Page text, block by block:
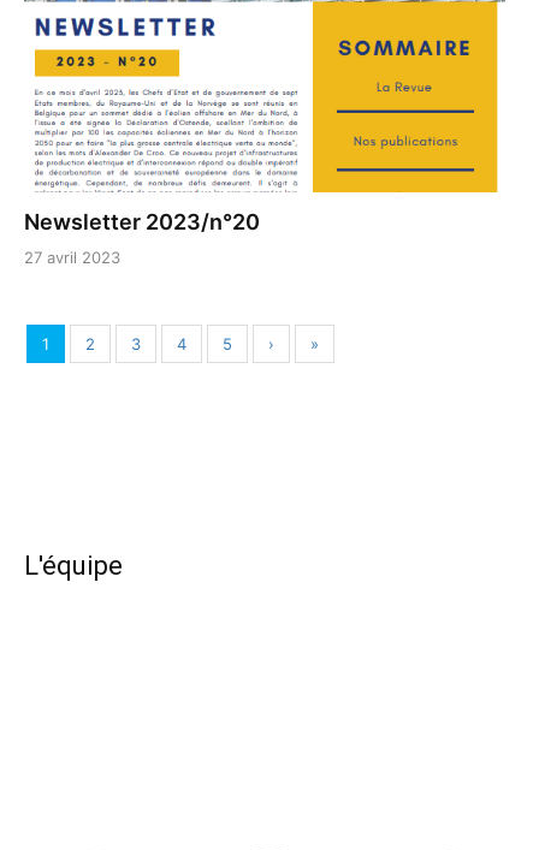
Newsletter 2023/n°20
27 avril 2023
1 2 3 4 5 › »
L'équipe